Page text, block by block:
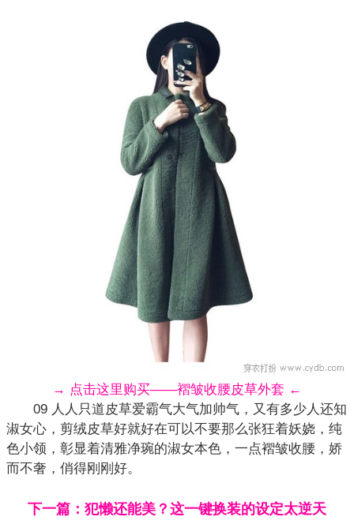
→ 点击这里购买——褶皱收腰皮草外套 ←
09 人人只道皮草爱霸气大气加帅气，又有多少人还知
淑女心，剪绒皮草好就好在可以不要那么张狂着妖娆，纯
色小领，彰显着清雅净琬的淑女本色，一点褶皱收腰，娇
而不奢，俏得刚刚好。
下一篇：犯懒还能美？这一键换装的设定太逆天